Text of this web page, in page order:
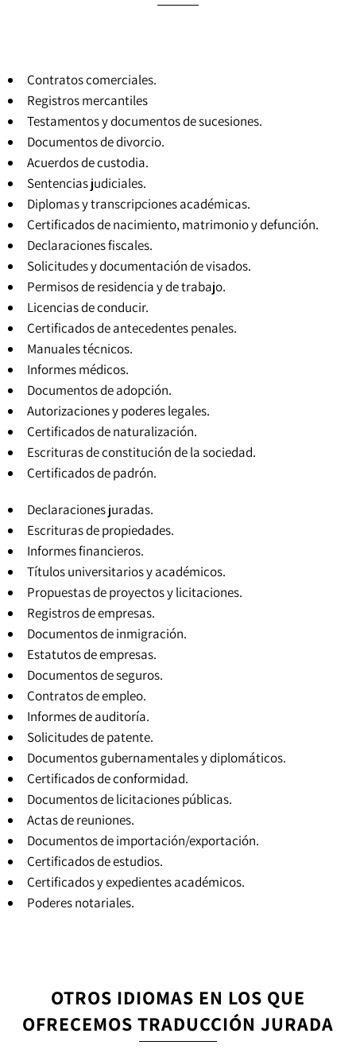
Contratos comerciales.
Registros mercantiles
Testamentos y documentos de sucesiones.
Documentos de divorcio.
Acuerdos de custodia.
Sentencias judiciales.
Diplomas y transcripciones académicas.
Certificados de nacimiento, matrimonio y defunción.
Declaraciones fiscales.
Solicitudes y documentación de visados.
Permisos de residencia y de trabajo.
Licencias de conducir.
Certificados de antecedentes penales.
Manuales técnicos.
Informes médicos.
Documentos de adopción.
Autorizaciones y poderes legales.
Certificados de naturalización.
Escrituras de constitución de la sociedad.
Certificados de padrón.
Declaraciones juradas.
Escrituras de propiedades.
Informes financieros.
Títulos universitarios y académicos.
Propuestas de proyectos y licitaciones.
Registros de empresas.
Documentos de inmigración.
Estatutos de empresas.
Documentos de seguros.
Contratos de empleo.
Informes de auditoría.
Solicitudes de patente.
Documentos gubernamentales y diplomáticos.
Certificados de conformidad.
Documentos de licitaciones públicas.
Actas de reuniones.
Documentos de importación/exportación.
Certificados de estudios.
Certificados y expedientes académicos.
Poderes notariales.
OTROS IDIOMAS EN LOS QUE
OFRECEMOS TRADUCCIÓN JURADA